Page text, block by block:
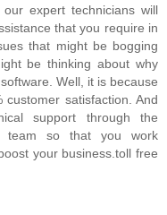
expert technicians will
that you require in
that might be bogging
be thinking about why
Well, it is because
satisfaction. And
support through the
team so that you work
your business.toll free